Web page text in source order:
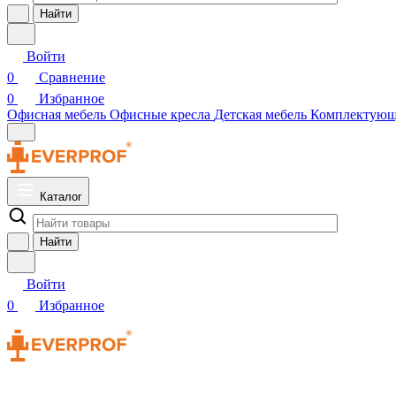
Найти
Войти
0
Сравнение
0
Избранное
Офисная мебель Офисные кресла Детская мебель
Каталог
Найти
Войти
0
Избранное